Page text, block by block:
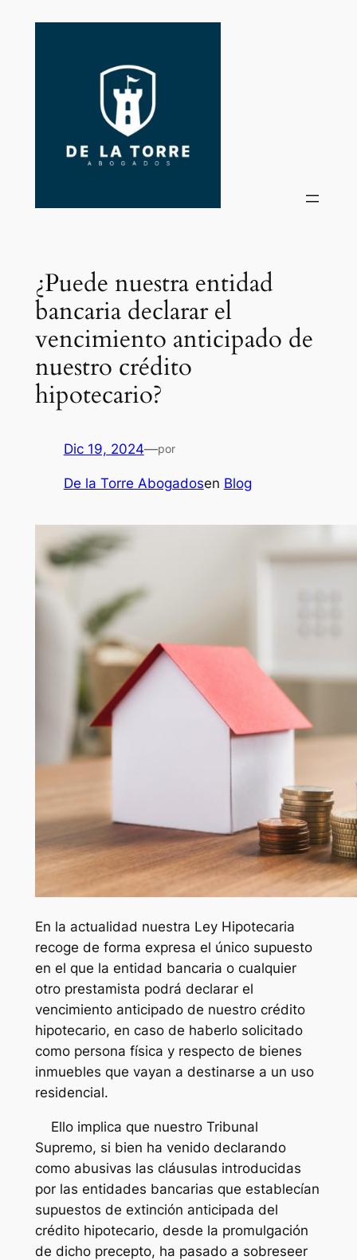
¿Puede nuestra entidad
bancaria declarar el
vencimiento anticipado de
nuestro crédito
hipotecario?
Dic 19, 2024—por
De la Torre Abogadosen Blog
En la actualidad nuestra Ley Hipotecaria
recoge de forma expresa el único supuesto
en el que la entidad bancaria o cualquier
otro prestamista podrá declarar el
vencimiento anticipado de nuestro crédito
hipotecario, en caso de haberlo solicitado
como persona física y respecto de bienes
inmuebles que vayan a destinarse a un uso
residencial.
Ello implica que nuestro Tribunal
Supremo, si bien ha venido declarando
como abusivas las cláusulas introducidas
por las entidades bancarias que establecían
supuestos de extinción anticipada del
crédito hipotecario, desde la promulgación
de dicho precepto, ha pasado a sobreseer